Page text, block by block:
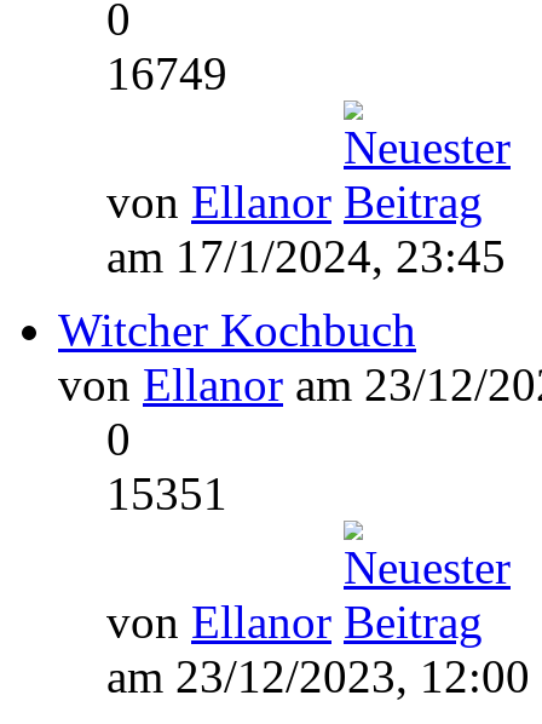
0
16749
von Ellanor
am 17/1/2024, 23:45
Witcher Kochbuch
von Ellanor am 23/12/
0
15351
von Ellanor
am 23/12/2023, 12:00